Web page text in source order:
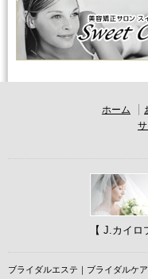
ホーム
【 J.カイロ
ブライダルエステ｜ブライダルケ